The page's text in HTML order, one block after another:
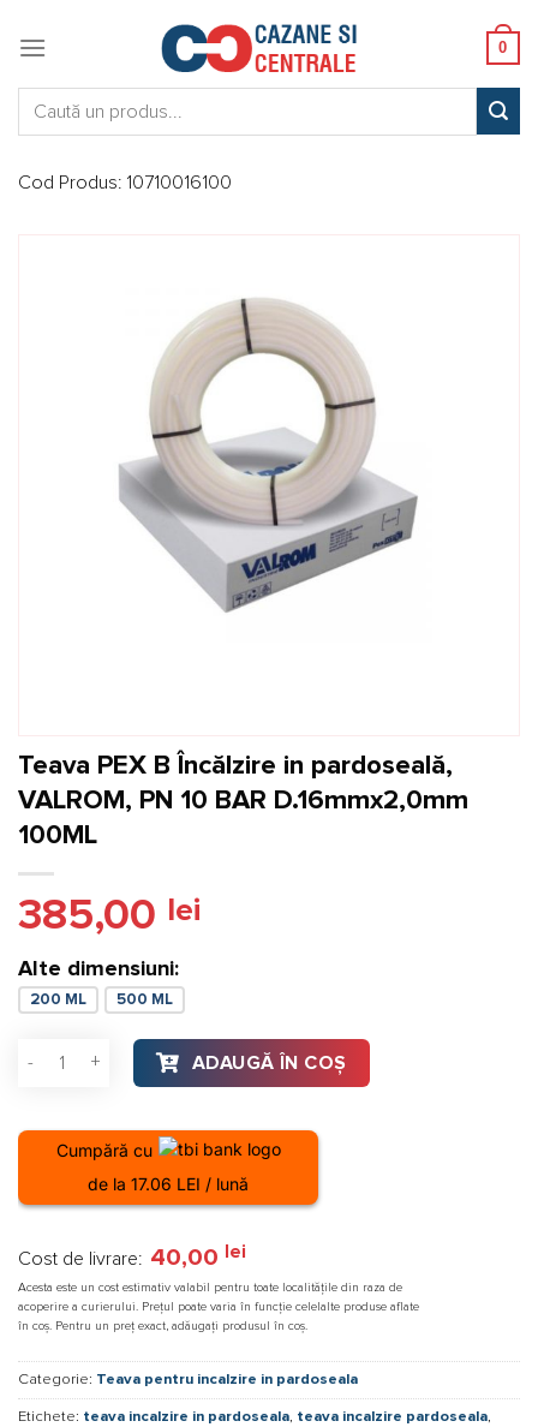
0
Cod Produs: 10710016100
Teava PEX B Încălzire in pardoseală,
VALROM, PN 10 BAR D.16mmx2,0mm
100ML
385,00 lei
Alte dimensiuni:
200 ML 500 ML
Cantitate Teava PEX B Încălzire in pardoseală, VALROM, PN
ADAUGĂ ÎN COȘ
Cumpără cu
de la 17.06 LEI / lună
Cost de livrare: 40,00 lei
Acesta este un cost estimativ valabil pentru toate localitățile din raza de
acoperire a curierului. Prețul poate varia în funcție celelalte produse aflate
în coș. Pentru un preț exact, adăugați produsul în coș.
Categorie: Teava pentru incalzire in pardoseala
Etichete: teava incalzire in pardoseala, teava incalzire pardoseala,